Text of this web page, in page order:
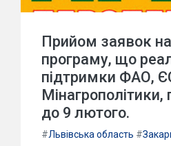
Прийом заявок
програму, що
підтримки ФАО,
до 9 лютого.
#Львівська область #